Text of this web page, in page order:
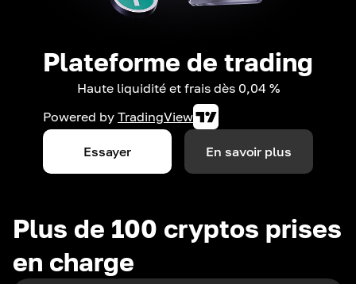
Plateforme de trading
Haute liquidité et frais dès 0,04 %
Powered by TradingView
Essayer En savoir plus
Plus de 100 cryptos prises
en charge